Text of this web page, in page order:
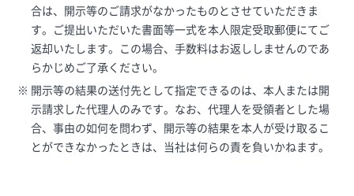
合は、開示等のご請求がなかったものとさせていただきま
す。ご提出いただいた書面等一式を本人限定受取郵便にてご
返却いたします。この場合、手数料はお返ししませんのであ
らかじめご了承ください。
開示等の結果の送付先として指定できるのは、本人または開
示請求した代理人のみです。なお、代理人を受領者とした場
合、事由の如何を問わず、開示等の結果を本人が受け取るこ
とができなかったときは、当社は何らの責を負いかねます。